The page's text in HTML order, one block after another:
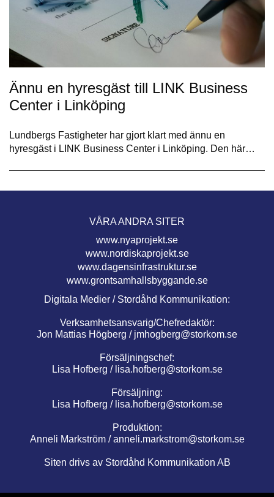
Ännu en hyresgäst till LINK Business
Center i Linköping
Lundbergs Fastigheter har gjort klart med ännu en
hyresgäst i LINK Business Center i Linköping. Den här…
VÅRA ANDRA SITER
www.nyaprojekt.se
www.nordiskaprojekt.se
www.dagensinfrastruktur.se
www.grontsamhallsbyggande.se
Digitala Medier / Stordåhd Kommunikation:
Verksamhetsansvarig/Chefredaktör:
Jon Mattias Högberg / jmhogberg@storkom.se
Försäljningschef:
Lisa Hofberg / lisa.hofberg@storkom.se
Försäljning:
Lisa Hofberg / lisa.hofberg@storkom.se
Produktion:
Anneli Markström /anneli.markstrom@storkom.se
Siten drivs av Stordåhd Kommunikation AB